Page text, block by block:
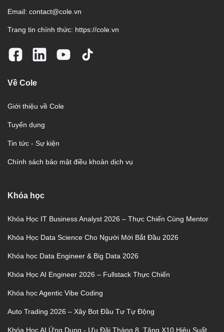
Email: contact@cole.vn
Trang tin chính thức: https://cole.vn
Về Cole
Giới thiệu về Cole
Tuyển dụng
Tin tức - Sự kiện
Chính sách bảo mật điều khoản dịch vụ
Khóa học
Khóa Học IT Business Analyst 2026 – Thực Chiến Cùng Mentor
Khóa Học Data Science Cho Người Mới Bắt Đầu 2026
Khóa học Data Engineer & Big Data 2026
Khóa Học AI Engineer 2026 – Fullstack Thực Chiến
Khóa học Agentic Vibe Coding
Auto Trading 2026 – Xây Bot Đầu Tư Tự Động
Khóa Học AI Ứng Dụng - Ưu Đãi Tháng 8, Tăng X10 Hiệu Suất